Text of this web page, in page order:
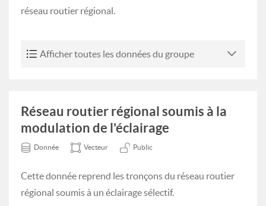
réseau routier régional.
Afficher toutes les données du groupe
Réseau routier régional soumis à la
modulation de l'éclairage
Donnée Vecteur Public
Cette donnée reprend les tronçons du réseau routier
régional soumis à un éclairage sélectif.